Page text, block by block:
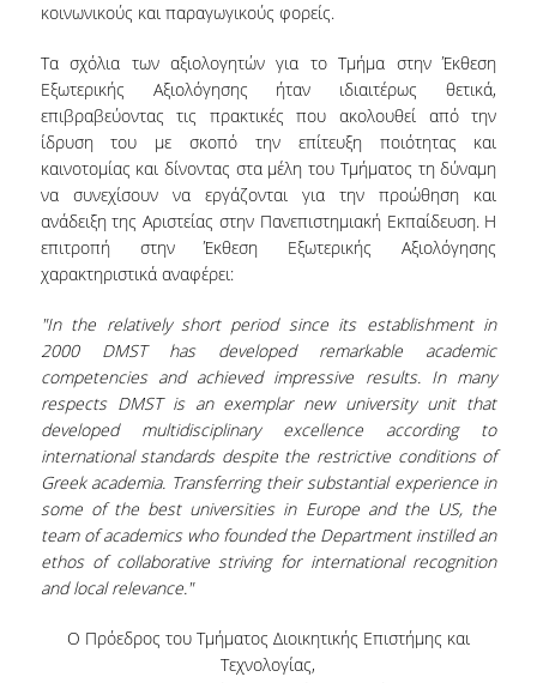
ΕΠΙΣΚΕΠΤΕΣ ΚΑΘΗΓΗΤΕΣ
ΜΕΛΗ Ε.ΔΙ.Π.
ΜΕΛΗ Ε.Τ.Ε.Π.
ΔΙΟΙΚΗΤΙΚΟ ΠΡΟΣΩΠΙΚΟ
ΜΕΤΑΔΙΔΑΚΤΟΡΙΚΟΙ ΕΡΕΥΝΗΤΕΣ
ΜΗΤΡΩΟ ΜΕΛΩΝ ΤΜΗΜΑΤΟΣ
ΠΡΟΠΤΥΧΙΑΚΕΣ ΣΠΟΥΔΕΣ
ΠΡΟΓΡΑΜΜΑ ΣΠΟΥΔΩΝ
ΟΔΗΓΟΣ ΚΑΙ ΚΑΤΕΥΘΥΝΣΕΙΣ ΣΠΟΥΔΩΝ
ΜΑΘΗΜΑΤΑ ΠΡΟΓΡΑΜΜΑΤΟΣ ΣΠΟΥΔΩΝ
ΜΑΘΗΜΑΤΑ ΕΛΕΥΘΕΡΗΣ ΕΠΙΛΟΓΗΣ ΑΠΟ
ΑΛΛΑ ΤΜΗΜΑΤΑ
ΒΡΑΒΕΙΑ ΕΡΓΑΣΙΩΝ
ΠΡΑΚΤΙΚΗ ΑΣΚΗΣΗ ΚΑΙ ΠΤΥΧΙΑΚΗ ΕΡΓΑΣΙΑ
κοινωνικούς και παραγωγικούς φορείς.
Τα σχόλια των αξιολογητών για το Τμήμα στην Έκθεση
Εξωτερικής Αξιολόγησης ήταν ιδιαιτέρως θετικά,
επιβραβεύοντας τις πρακτικές που ακολουθεί από την
ίδρυση του με σκοπό την επίτευξη ποιότητας και
καινοτομίας και δίνοντας στα μέλη του Τμήματος τη δύναμη
να συνεχίσουν να εργάζονται για την προώθηση και
ανάδειξη της Αριστείας στην Πανεπιστημιακή Εκπαίδευση. Η
επιτροπή στην Έκθεση Εξωτερικής Αξιολόγησης
χαρακτηριστικά αναφέρει:
"In the relatively short period since its establishment in
2000 DMST has developed remarkable academic
competencies and achieved impressive results. In many
respects DMST is an exemplar new university unit that
developed multidisciplinary excellence according to
international standards despite the restrictive conditions of
Greek academia. Transferring their substantial experience in
some of the best universities in Europe and the US, the
team of academics who founded the Department instilled an
ethos of collaborative striving for international recognition
and local relevance."
Ο Πρόεδρος του Τμήματος Διοικητικής Επιστήμης και
Τεχνολογίας,